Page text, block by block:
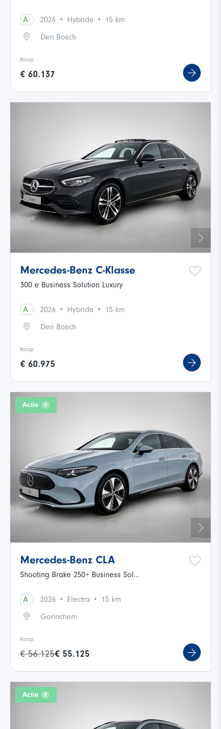
A 2026 · Hybride ·
15 km
Den Bosch
Koop
€ 60.137
Mercedes-Benz C-Klasse
300 e Business Solution Luxury
A 2026 · Hybride ·
15 km
Den Bosch
Koop
€ 60.975
Actie
Mercedes-Benz CLA
Shooting Brake 250+ Business Sol...
A 2026 · Electra ·
15 km
Gorinchem
Koop
€ 56.125€ 55.125
Actie